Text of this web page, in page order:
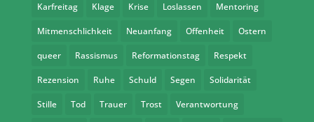
Karfreitag Klage Krise Loslassen Mentoring
Mitmenschlichkeit Neuanfang Offenheit Ostern
queer Rassismus Reformationstag Respekt
Rezension Ruhe Schuld Segen Solidarität
Stille Tod Trauer Trost Verantwortung